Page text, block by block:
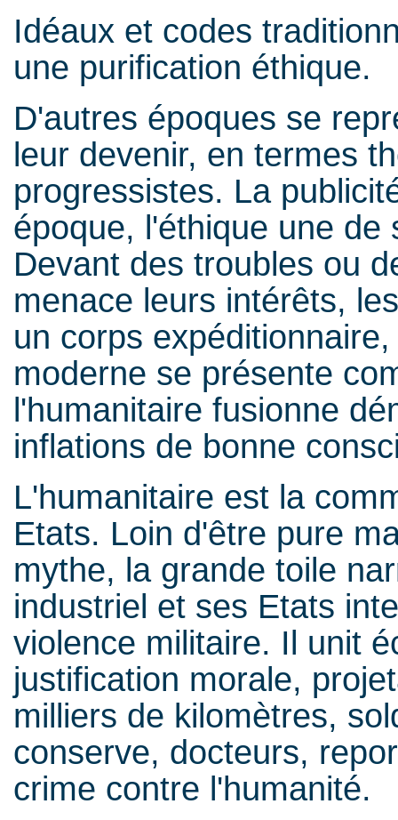
Idéaux et codes
une purification éthique.
D'autres époques se
leur devenir, en termes
progressistes. La
époque, l'éthique une de
Devant des troubles ou
menace leurs intérêts,
un corps
moderne se présente
l'humanitaire fusionne
inflations de bonne
L'humanitaire est la
Etats. Loin d'être pure
mythe, la grande toile
industriel et ses Etats
violence militaire. Il unit
justification morale,
milliers de kilomètres,
conserve, docteurs,
crime contre